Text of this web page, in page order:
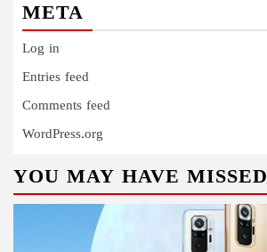
META
Log in
Entries feed
Comments feed
WordPress.org
YOU MAY HAVE MISSED